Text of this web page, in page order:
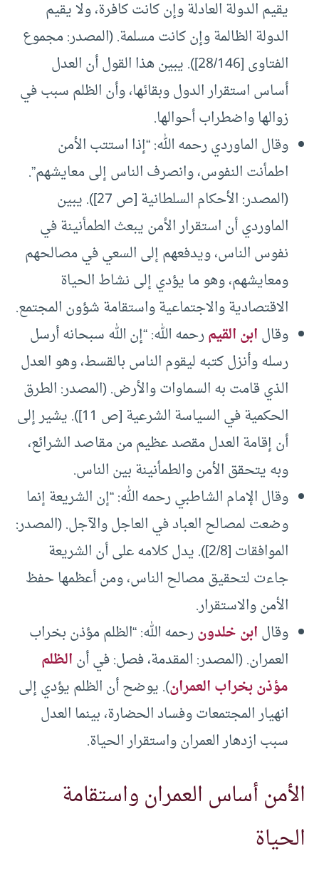
يقيم الدولة العادلة وإن كانت كافرة، ولا يقيم
الدولة الظالمة وإن كانت مسلمة. (المصدر: مجموع
الفتاوى [28/146]). يبين هذا القول أن العدل
أساس استقرار الدول وبقائها، وأن الظلم سبب في
زوالها واضطراب أحوالها.
وقال الماوردي رحمه الله: “إذا استتب الأمن
اطمأنت النفوس، وانصرف الناس إلى معايشهم”.
(المصدر: الأحكام السلطانية [ص 27]). يبين
الماوردي أن استقرار الأمن يبعث الطمأنينة في
نفوس الناس، ويدفعهم إلى السعي في مصالحهم
ومعايشهم، وهو ما يؤدي إلى نشاط الحياة
الاقتصادية والاجتماعية واستقامة شؤون المجتمع.
وقالابن القيمرحمه الله: “إن الله سبحانه أرسل
رسله وأنزل كتبه ليقوم الناس بالقسط، وهو العدل
الذي قامت به السماوات والأرض. (المصدر: الطرق
الحكمية في السياسة الشرعية [ص 11]). يشير إلى
أن إقامة العدل مقصد عظيم من مقاصد الشرائع،
وبه يتحقق الأمن والطمأنينة بين الناس.
وقال الإمام الشاطبي رحمه الله: “إن الشريعة إنما
وضعت لمصالح العباد في العاجل والآجل. (المصدر:
الموافقات [2/8]). يدل كلامه على أن الشريعة
جاءت لتحقيق مصالح الناس، ومن أعظمها حفظ
الأمن والاستقرار.
وقالابن خلدونرحمه الله: “الظلم مؤذن بخراب
العمران. (المصدر: المقدمة، فصل: في أنالظلم
مؤذن بخراب العمران). يوضح أن الظلم يؤدي إلى
انهيار المجتمعات وفساد الحضارة، بينما العدل
سبب ازدهار العمران واستقرار الحياة.
الأمن أساس العمران واستقامة
الحياة